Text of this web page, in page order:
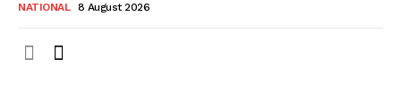
NATIONAL 8 August 2026